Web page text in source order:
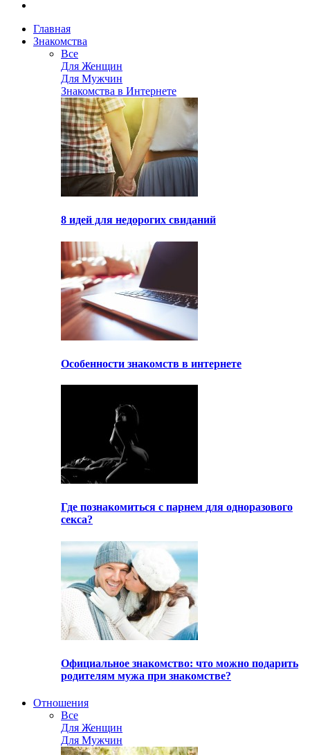
Главная
Знакомства
Все
Для Женщин
Для Мужчин
Знакомства в Интернете
8 идей для недорогих свиданий
Особенности знакомств в интернете
Где познакомиться с парнем для одноразового
секса?
Официальное знакомство: что можно подарить
родителям мужа при знакомстве?
Отношения
Все
Для Женщин
Для Мужчин